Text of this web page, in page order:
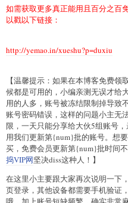
如需获取更多真正能用且百分之百
以戳以下链接：
http://yemao.in/xueshu?p=duxiu
【温馨提示：如果在本博客免费
候都是可用的，小编亲测无误才给
用的人多，账号被冻结限制掉导致
账号密码错误，这样的问题小主无
限，一天只能分享给大伙5组账号
用我们更新第{num}批的账号。想
买，免费会员更新第{num}批时间
捣VIP网坚决diss这种人！】
在这里小主要跟大家再次说明一下
页登录，其他设备都需要手机验证